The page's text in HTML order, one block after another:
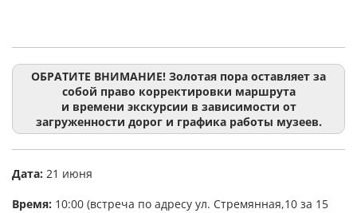
ОБРАТИТЕ ВНИМАНИЕ! Золотая пора оставляет за
собой право корректировки маршрута
и времени экскурсии в зависимости от
загруженности дорог и графика работы музеев.
Дата: 21 июня
Время: 10:00 (встреча по адресу ул. Стремянная,10 за 15